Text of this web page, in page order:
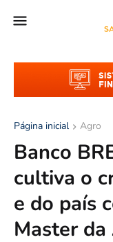
Página inicial Agro
Banco
cultiva o
e do país
Master